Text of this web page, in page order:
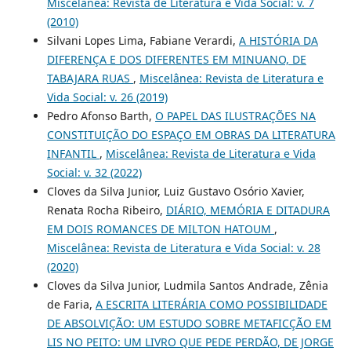
(2010)
Silvani Lopes Lima, Fabiane Verardi, A HISTÓRIA DA
DIFERENÇA E DOS DIFERENTES EM MINUANO, DE
TABAJARA RUAS , Miscelânea: Revista de Literatura e
Vida Social: v. 26 (2019)
Pedro Afonso Barth, O PAPEL DAS ILUSTRAÇÕES NA
CONSTITUIÇÃO DO ESPAÇO EM OBRAS DA LITERATURA
INFANTIL , Miscelânea: Revista de Literatura e Vida
Social: v. 32 (2022)
Cloves da Silva Junior, Luiz Gustavo Osório Xavier,
Renata Rocha Ribeiro, DIÁRIO, MEMÓRIA E DITADURA
EM DOIS ROMANCES DE MILTON HATOUM ,
Miscelânea: Revista de Literatura e Vida Social: v. 28
(2020)
Cloves da Silva Junior, Ludmila Santos Andrade, Zênia
de Faria, A ESCRITA LITERÁRIA COMO POSSIBILIDADE
DE ABSOLVIÇÃO: UM ESTUDO SOBRE METAFICÇÃO EM
LIS NO PEITO: UM LIVRO QUE PEDE PERDÃO, DE JORGE